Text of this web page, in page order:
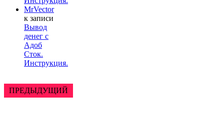
MrVector
к записи
Вывод
денег с
Адоб
Сток.
Инструкция.
ПРЕДЫДУЩИЙ